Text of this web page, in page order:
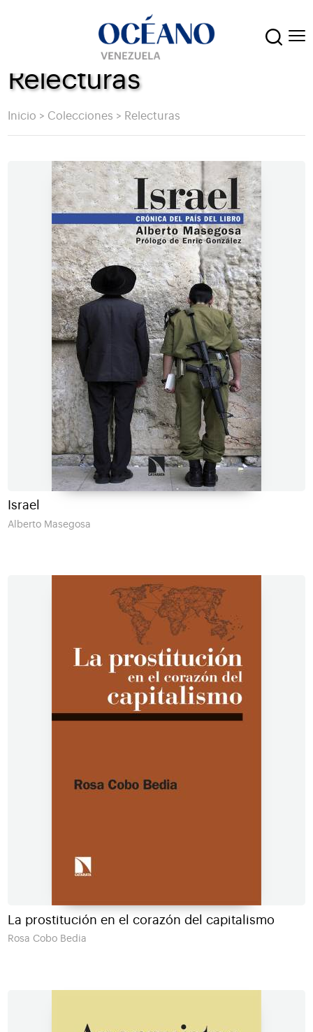
Relecturas
Inicio > Colecciones > Relecturas
Israel
Alberto Masegosa
La prostitución en el corazón del capitalismo
Rosa Cobo Bedia